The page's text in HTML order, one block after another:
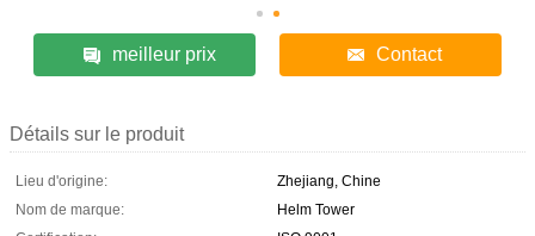
meilleur prix Contact
Détails sur le produit
Lieu d'origine:
Zhejiang, Chine
Nom de marque:
Helm Tower